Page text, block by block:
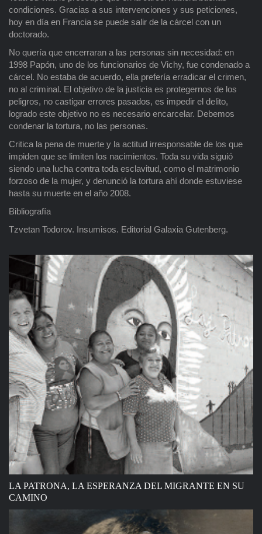
condiciones. Gracias a sus intervenciones y sus peticiones,
hoy en día en Francia se puede salir de la cárcel con un
doctorado.
No quería que encerraran a las personas sin necesidad: en
1998 Papón, uno de los funcionarios de Vichy, fue condenado a
cárcel. No estaba de acuerdo, ella prefería erradicar el crimen,
no al criminal. El objetivo de la justicia es protegernos de los
peligros, no castigar errores pasados, es impedir el delito,
logrado este objetivo no es necesario encarcelar. Debemos
condenar la tortura, no las personas.
Critica la pena de muerte y la actitud irresponsable de los que
impiden que se limiten los nacimientos. Toda su vida siguió
siendo una lucha contra toda esclavitud, como el matrimonio
forzoso de la mujer, y denunció la tortura ahí donde estuviese
hasta su muerte en el año 2008.
Bibliografía
Tzvetan Todorov. Insumisos. Editorial Galaxia Gutenberg.
LA PATRONA, LA ESPERANZA DEL MIGRANTE EN SU
CAMINO